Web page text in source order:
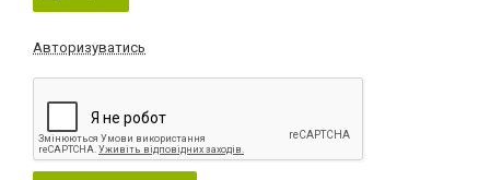
Авторизуватись